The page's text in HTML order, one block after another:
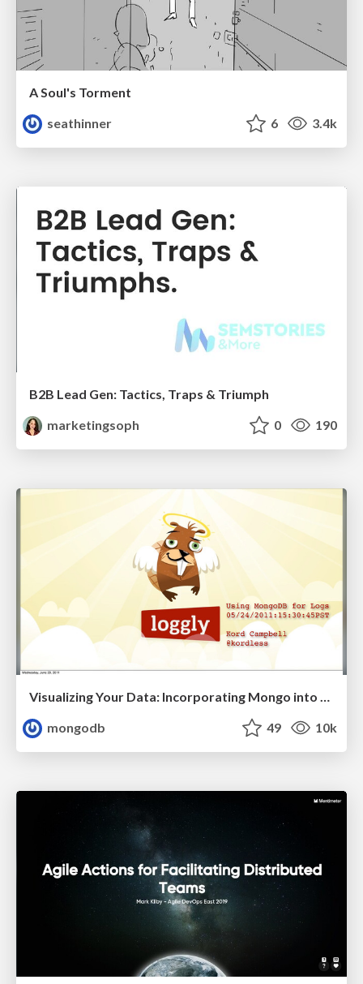
A Soul's Torment
seathinner
6 3.4k
B2B Lead Gen: Tactics, Traps & Triumph
marketingsoph
0 190
mongodb
49 10k